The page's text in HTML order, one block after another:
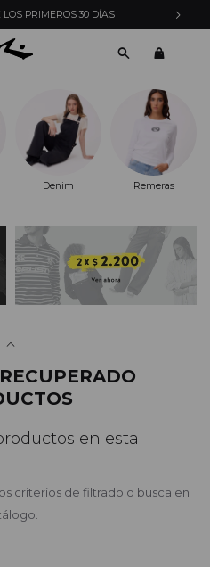
PRIMEROS 30 DÍAS
Denim Remeras
en esta
criterios de filtrado o busca en